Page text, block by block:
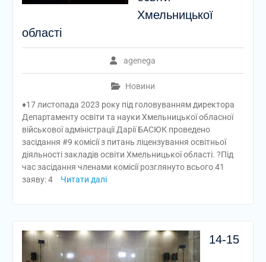
Хмельницької
області
agenega
Новини
♦️17 листопада 2023 року під головуванням директора
Департаменту освіти та науки Хмельницької обласної
військової адміністрації Дарії БАСЮК проведено
засідання #9 комісії з питань ліцензування освітньої
діяльності закладів освіти Хмельницької області. ?Під
час засідання членами комісії розглянуто всього 41
заяву: 4
Читати далі
14-15